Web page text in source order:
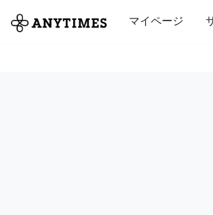
マイページ
全て 修理・組立